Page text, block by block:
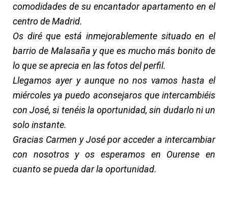
comodidades de su encantador apartamento en el
centro de Madrid.
Os diré que está inmejorablemente situado en el
barrio de Malasaña y que es mucho más bonito de
lo que se aprecia en las fotos del perfil.
Llegamos ayer y aunque no nos vamos hasta el
miércoles ya puedo aconsejaros que intercambiéis
con José, si tenéis la oportunidad, sin dudarlo ni un
solo instante.
Gracias Carmen y José por acceder a intercambiar
con nosotros y os esperamos en Ourense en
cuanto se pueda dar la oportunidad.